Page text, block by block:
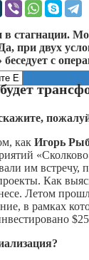
стагнации.
при двух
с
как Игорь
им встречу,
Как
Летом
в рамках